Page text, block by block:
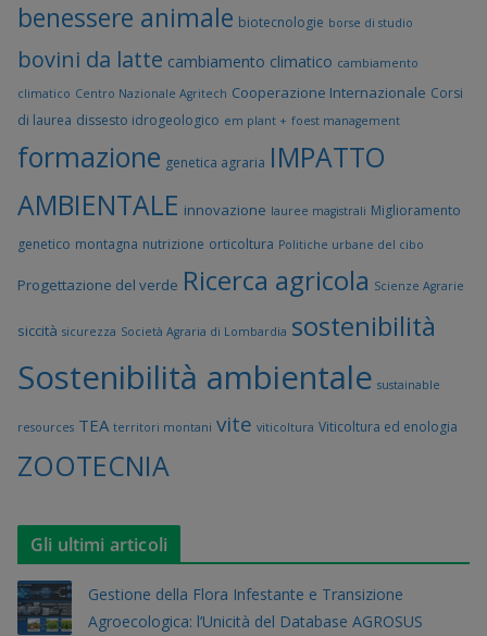
benessere animale biotecnologie borse di studio
bovini da latte cambiamento climatico cambiamento
climatico Centro Nazionale Agritech Cooperazione Internazionale Corsi
di laurea dissesto idrogeologico em plant + foest management
formazione genetica agraria IMPATTO
AMBIENTALE innovazione lauree magistrali Miglioramento
genetico montagna nutrizione orticoltura Politiche urbane del cibo
Progettazione del verde Ricerca agricola Scienze Agrarie
siccità sicurezza Società Agraria di Lombardia sostenibilità
Sostenibilità ambientale sustainable
resources TEA territori montani vite viticoltura Viticoltura ed enologia
ZOOTECNIA
Gli ultimi articoli
Gestione della Flora Infestante e Transizione
Agroecologica: l’Unicità del Database AGROSUS